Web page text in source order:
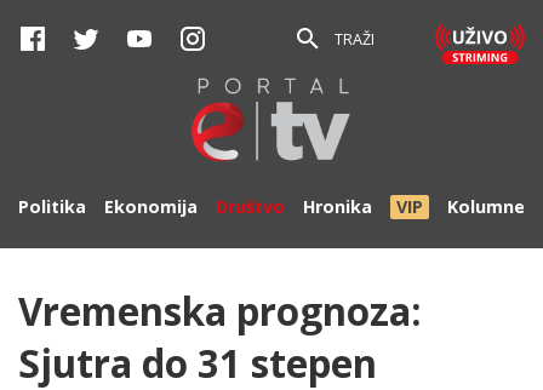
TRAŽI
Politika Ekonomija Društvo Hronika VIP Kolumne
Vremenska prognoza:
Sjutra do 31 stepen